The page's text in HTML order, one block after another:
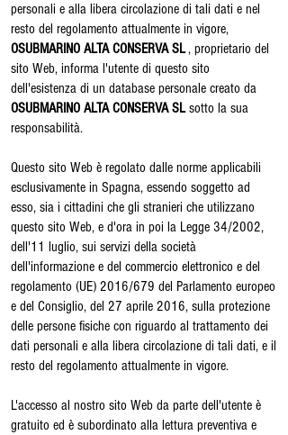
personali e alla libera circolazione di tali dati e nel
resto del regolamento attualmente in vigore,
OSUBMARINO ALTA CONSERVA SL, proprietario del
sito Web, informa l'utente di questo sito
dell'esistenza di un database personale creato da
OSUBMARINO ALTA CONSERVA SL sotto la sua
responsabilità.
Questo sito Web è regolato dalle norme applicabili
esclusivamente in Spagna, essendo soggetto ad
esso, sia i cittadini che gli stranieri che utilizzano
questo sito Web, e d'ora in poi la Legge 34/2002,
dell'11 luglio, sui servizi della società
dell'informazione e del commercio elettronico e del
regolamento (UE) 2016/679 del Parlamento europeo
e del Consiglio, del 27 aprile 2016, sulla protezione
delle persone fisiche con riguardo al trattamento dei
dati personali e alla libera circolazione di tali dati, e il
resto del regolamento attualmente in vigore.
L'accesso al nostro sito Web da parte dell'utente è
gratuito ed è subordinato alla lettura preventiva e